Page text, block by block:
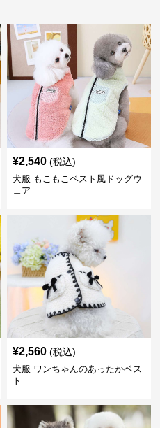
¥2,540 (税込)
犬服 もこもこベスト風ドッグウ
ェア
¥2,560 (税込)
犬服 ワンちゃんのあったかベス
ト